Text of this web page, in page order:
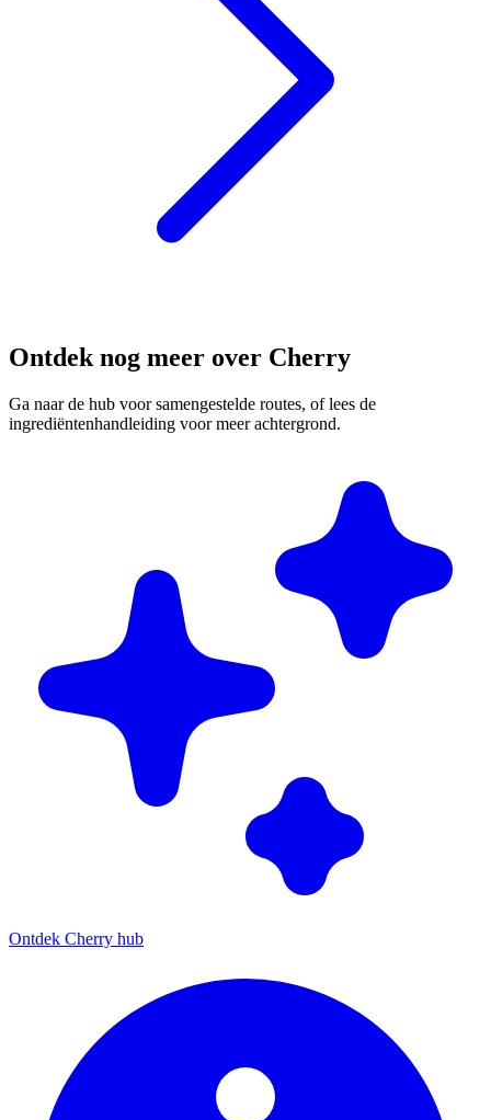
Ontdek nog meer over Cherry
Ga naar de hub voor samengestelde routes, of lees de
ingrediëntenhandleiding voor meer achtergrond.
Ontdek Cherry hub